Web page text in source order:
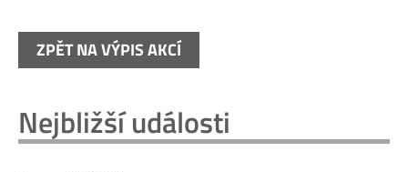
ZPĚT NA VÝPIS AKCÍ
Nejbližší události